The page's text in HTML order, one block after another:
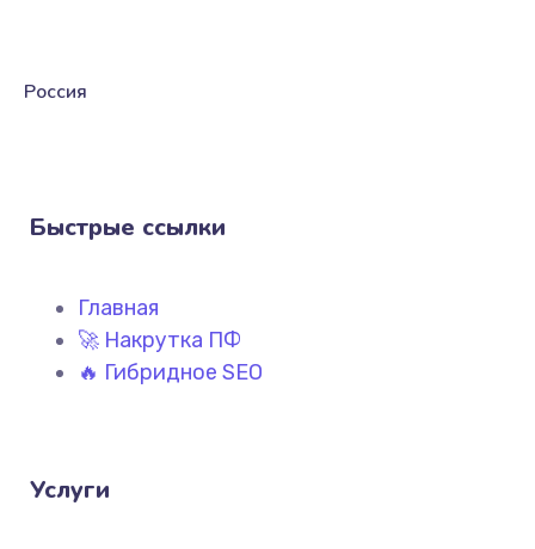
Россия
Быстрые ссылки
Главная
🚀 Накрутка ПФ
🔥 Гибридное SEO
Услуги